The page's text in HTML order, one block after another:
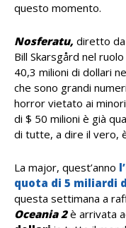
questo momento.
Nosferatu, diretto
Bill Skarsgård nel
40,3 milioni di dollari
che sono grandi
horror vietato ai
di $ 50 milioni è già
di tutte, a dire il vero,
La major, quest’anno
quota di 5 miliardi
questa settimana a
Oceania 2è arrivata